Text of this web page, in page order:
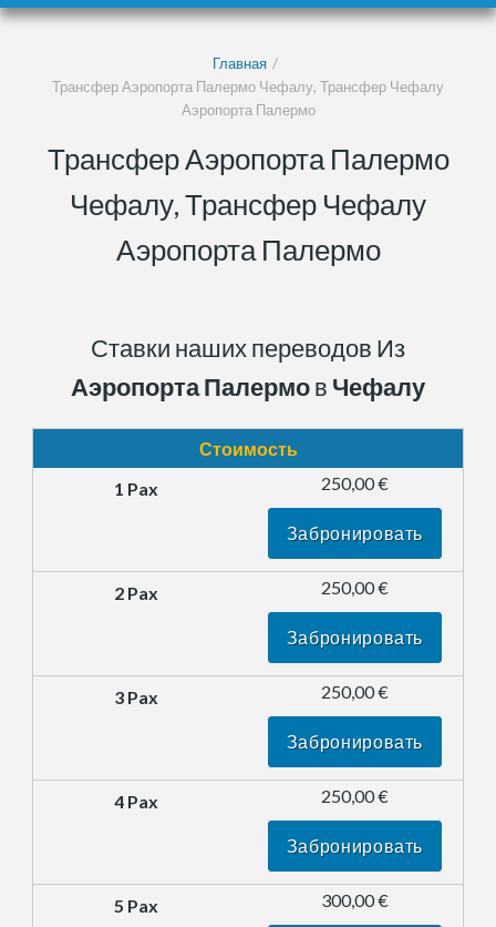
Главная
Трансфер Аэропорта Палермо Чефалу, Трансфер Чефалу
Аэропорта Палермо
Трансфер Аэропорта Палермо
Чефалу, Трансфер Чефалу
Аэропорта Палермо
Ставки наших переводов Из
Аэропорта Палермов Чефалу
Стоимость
250,00 €
Забронировать
250,00 €
Забронировать
250,00 €
Забронировать
250,00 €
Забронировать
300,00 €